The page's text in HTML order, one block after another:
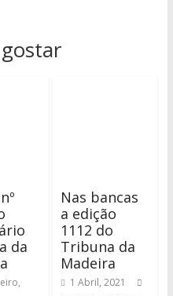
da
Nas bancas
a edição
1112 do
Tribuna da
Madeira
1 Abril, 2021